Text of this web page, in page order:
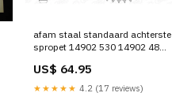
afam staal standaard achterste
spropet 14902 530 14902 48
2008-esi6597266
US$ 64.95
★★★★★ 4.2 (17 reviews)